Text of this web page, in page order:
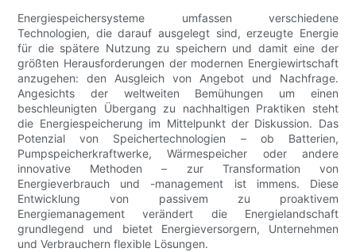
Energiespeichersysteme umfassen verschiedene
Technologien, die darauf ausgelegt sind, erzeugte Energie
für die spätere Nutzung zu speichern und damit eine der
größten Herausforderungen der modernen Energiewirtschaft
anzugehen: den Ausgleich von Angebot und Nachfrage.
Angesichts der weltweiten Bemühungen um einen
beschleunigten Übergang zu nachhaltigen Praktiken steht
die Energiespeicherung im Mittelpunkt der Diskussion. Das
Potenzial von Speichertechnologien – ob Batterien,
Pumpspeicherkraftwerke, Wärmespeicher oder andere
innovative Methoden – zur Transformation von
Energieverbrauch und -management ist immens. Diese
Entwicklung von passivem zu proaktivem
Energiemanagement verändert die Energielandschaft
grundlegend und bietet Energieversorgern, Unternehmen
und Verbrauchern flexible Lösungen.